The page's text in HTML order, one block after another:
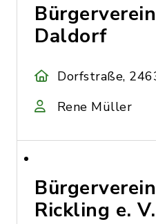
Bürgerverein
Daldorf
Dorfstraße,
Rene Müller
Bürgerverein
Rickling e. V.